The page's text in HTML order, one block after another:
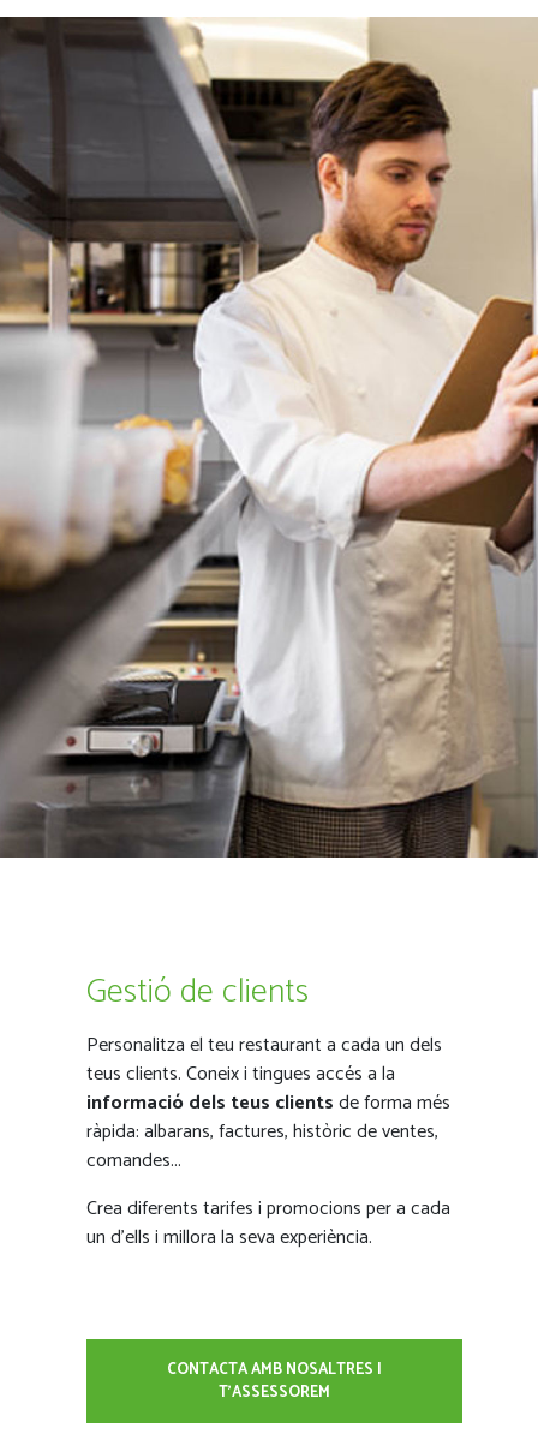
Gestió de clients
Personalitza el teu restaurant a cada un dels
teus clients. Coneix i tingues accés a la
informació dels teus clientsde forma més
ràpida: albarans, factures, històric de ventes,
comandes...
Crea diferents tarifes i promocions per a cada
un d’ells i millora la seva experiència.
CONTACTA AMB NOSALTRES I
T'ASSESSOREM